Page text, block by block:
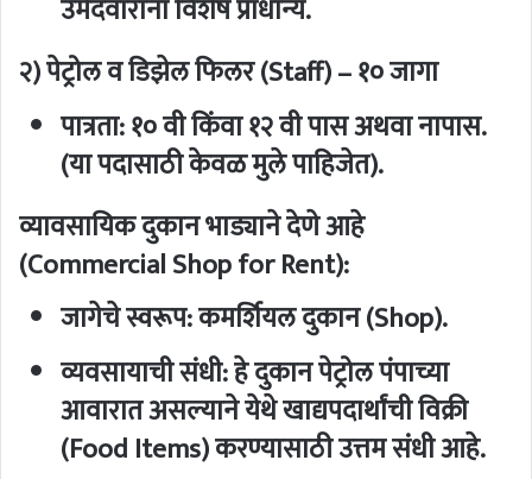
उमेदवारांना विशेष प्राधान्य.
२) पेट्रोल व डिझेल फिलर (Staff) – १० जागा
पात्रता:१० वी किंवा १२ वी पास अथवा नापास.
(या पदासाठी केवळ मुले पाहिजेत).
व्यावसायिक दुकान भाड्याने देणे आहे
(Commercial Shop for Rent):
जागेचे स्वरूप:कमर्शियल दुकान (Shop).
व्यवसायाची संधी:हे दुकान पेट्रोल पंपाच्या
आवारात असल्याने येथे खाद्यपदार्थांची विक्री
(Food Items) करण्यासाठी उत्तम संधी आहे.